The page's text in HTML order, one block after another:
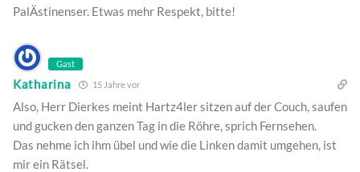
PalÄstinenser. Etwas mehr Respekt, bitte!
Gast
Katharina 15 Jahre vor
Also, Herr Dierkes meint Hartz4ler sitzen auf der Couch, saufen
und gucken den ganzen Tag in die Röhre, sprich Fernsehen.
Das nehme ich ihm übel und wie die Linken damit umgehen, ist
mir ein Rätsel.